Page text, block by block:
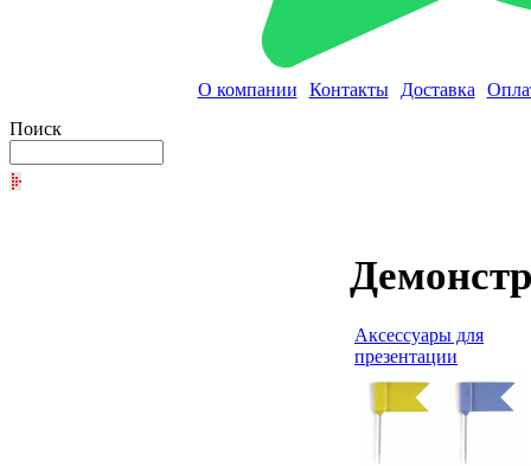
О компании Контакты Доставка
Поиск
Аксессуары для
презентации